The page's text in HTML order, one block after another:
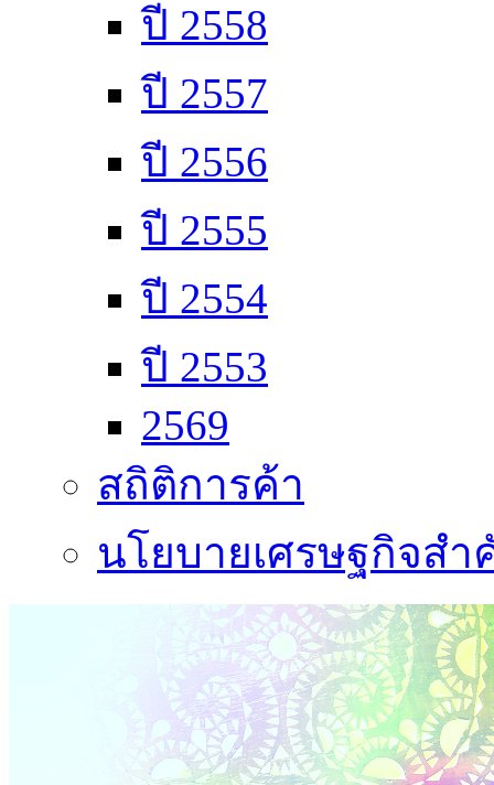
ปี 2558
ปี 2557
ปี 2556
ปี 2555
ปี 2554
ปี 2553
2569
สถิติการค้า
นโยบายเศรษฐกิจส